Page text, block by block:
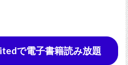
で電子書籍読み放題